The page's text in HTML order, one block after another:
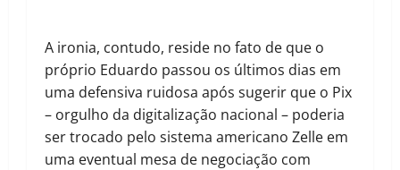
A ironia, contudo, reside no fato de que o
próprio Eduardo passou os últimos dias em
uma defensiva ruidosa após sugerir que o Pix
– orgulho da digitalização nacional – poderia
ser trocado pelo sistema americano Zelle em
uma eventual mesa de negociação com